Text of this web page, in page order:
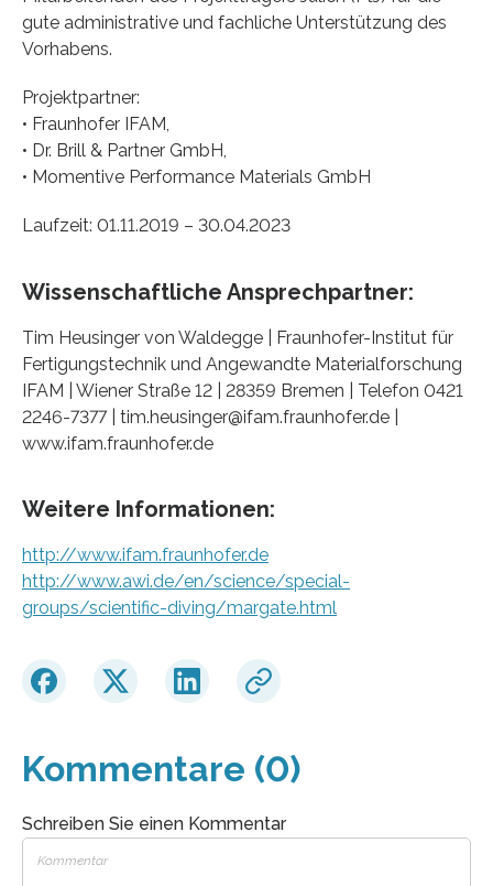
gute administrative und fachliche Unterstützung des
Vorhabens.
Projektpartner:
• Fraunhofer IFAM,
• Dr. Brill & Partner GmbH,
• Momentive Performance Materials GmbH
Laufzeit: 01.11.2019 – 30.04.2023
Wissenschaftliche Ansprechpartner:
Tim Heusinger von Waldegge | Fraunhofer-Institut für
Fertigungstechnik und Angewandte Materialforschung
IFAM | Wiener Straße 12 | 28359 Bremen | Telefon 0421
2246-7377 | tim.heusinger@ifam.fraunhofer.de |
www.ifam.fraunhofer.de
Weitere Informationen:
http://www.ifam.fraunhofer.de
http://www.awi.de/en/science/special-
groups/scientific-diving/margate.html
Kommentare (0)
Schreiben Sie einen Kommentar